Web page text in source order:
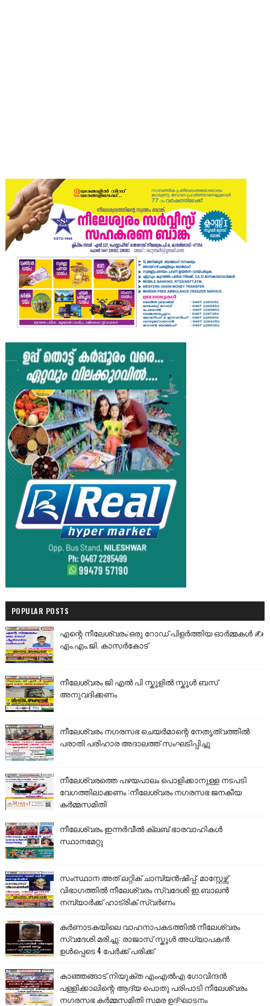
POPULAR POSTS
എന്റെ നീലേശ്വരം:ഒരു റോഡ് പിളർത്തിയ ഓർമ്മകൾ ✍️
എം.എം.ജി. കാസർകോട്
നീലേശ്വരം ജി എൽ പി സ്കൂളിൽ സ്കൂൾ ബസ്
അനുവദിക്കണം
നീലേശ്വരം നഗരസഭ ചെയർമാന്റെ നേതൃത്വത്തിൽ
പരാതി പരിഹാര അദാലത്ത് സംഘടിപ്പിച്ചു
നീലേശ്വരത്തെ പഴയപാലം പൊളിക്കാനുള്ള നടപടി
വേഗത്തിലാക്കണം :നീലേശ്വരം നഗരസഭ ജനകീയ
കർമ്മസമിതി
നീലേശ്വരം ഇന്നർവീൽ ക്ലബ് ഭാരവാഹികൾ
സ്ഥാനമേറ്റു
സംസ്ഥാന അത് ലറ്റിക് ചാമ്പ്യൻഷിപ്പ്: മാസ്റ്റേഴ്സ്
വിഭാഗത്തിൽ നീലേശ്വരം സ്വദേശി ഇ.ബാലൻ
നമ്പ്യാർക്ക് ഹാട്രിക് സ്വർണം
കർണാടകയിലെ വാഹനാപകടത്തിൽ നീലേശ്വരം
സ്വദേശി മരിച്ചു: രാജാസ് സ്കൂൾ അധ്യാപകൻ
ഉൾപ്പെടെ 4 പേർക്ക് പരിക്ക്
കാഞ്ഞങ്ങാട് നിയുക്ത എംഎൽഎ ഗോവിന്ദൻ
പള്ളിക്കാലിന്റെ ആദ്യ പൊതു പരിപാടി നീലേശ്വരം
നഗരസഭ കർമ്മസമിതി സമര ഉദ്ഘാടനം